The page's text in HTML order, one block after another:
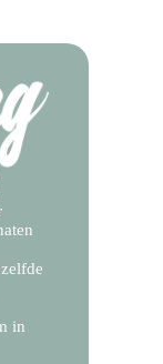
in